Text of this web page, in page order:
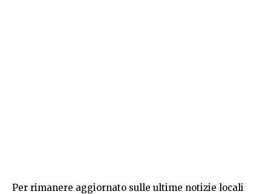
Per rimanere aggiornato sulle ultime notizie locali